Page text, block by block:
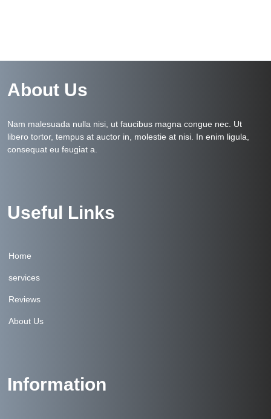
About Us
Nam malesuada nulla nisi, ut faucibus magna congue nec. Ut
libero tortor, tempus at auctor in, molestie at nisi. In enim ligula,
consequat eu feugiat a.
Useful Links
Home
services
Reviews
About Us
Information